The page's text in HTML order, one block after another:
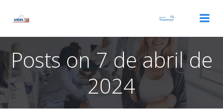
Posts on 7 de abril de
2024